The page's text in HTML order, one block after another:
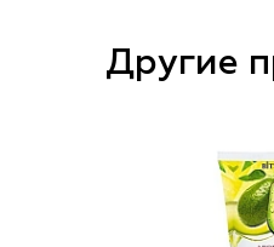
Другие